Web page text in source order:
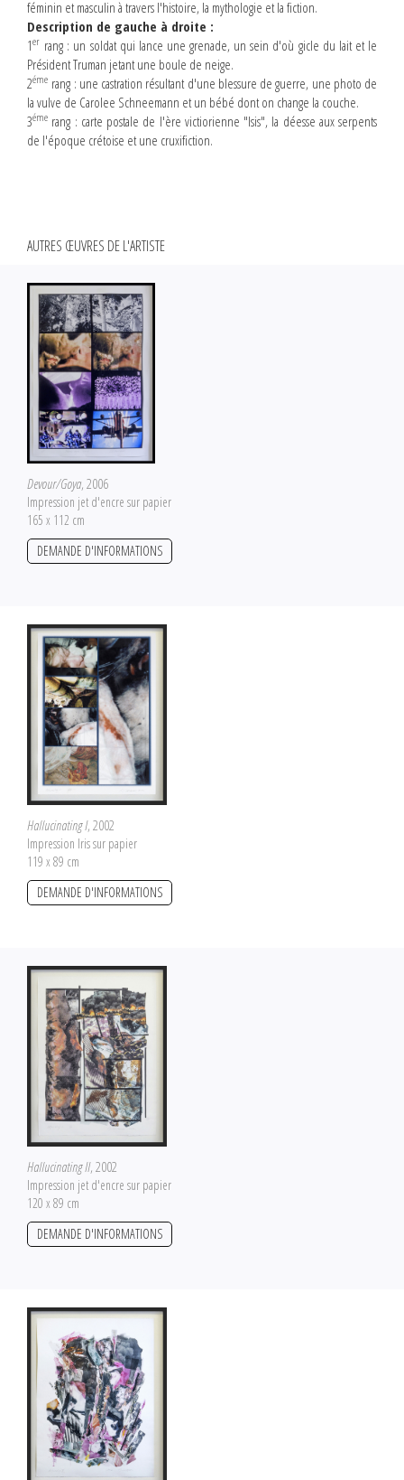
féminin et masculin à travers l'histoire, la mythologie et la fiction.
Description de gauche à droite :
1er rang : un soldat qui lance une grenade, un sein d'où gicle du lait et le
Président Truman jetant une boule de neige.
2éme rang : une castration résultant d'une blessure de guerre, une photo de
la vulve de Carolee Schneemann et un bébé dont on change la couche.
3éme rang : carte postale de l'ère victiorienne "Isis", la déesse aux serpents
de l'époque crétoise et une cruxifiction.
AUTRES ŒUVRES DE L'ARTISTE
Devour/Goya, 2006
Impression jet d'encre sur papier
165 x 112 cm
DEMANDE D'INFORMATIONS
Hallucinating I, 2002
Impression Iris sur papier
119 x 89 cm
DEMANDE D'INFORMATIONS
Hallucinating II, 2002
Impression jet d'encre sur papier
120 x 89 cm
DEMANDE D'INFORMATIONS